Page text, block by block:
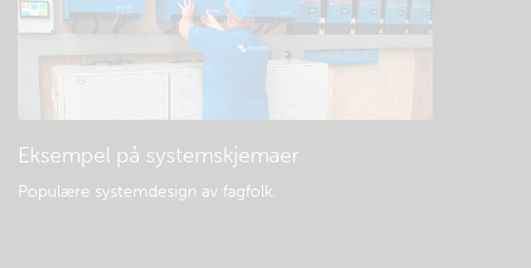
Eksempel på systemskjemaer
Populære systemdesign av fagfolk.